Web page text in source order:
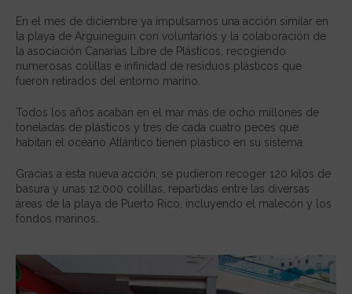
En el mes de diciembre ya impulsamos una acción similar en
la playa de Arguineguín con voluntarios y la colaboración de
la asociación Canarias Libre de Plásticos, recogiendo
numerosas colillas e infinidad de residuos plásticos que
fueron retirados del entorno marino.
Todos los años acaban en el mar más de ocho millones de
toneladas de plásticos y tres de cada cuatro peces que
habitan el océano Atlántico tienen plástico en su sistema.
Gracias a esta nueva acción, se pudieron recoger 120 kilos de
basura y unas 12.000 colillas, repartidas entre las diversas
áreas de la playa de Puerto Rico, incluyendo el malecón y los
fondos marinos.